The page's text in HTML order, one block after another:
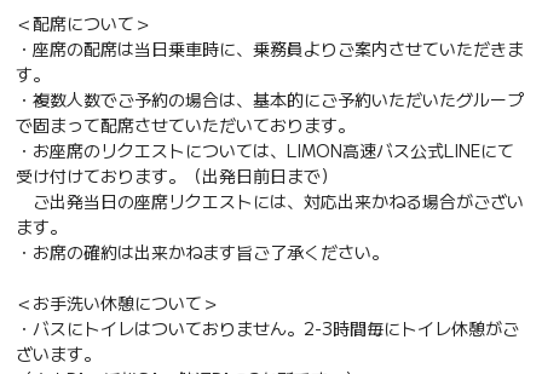
＜配席について＞
・座席の配席は当日乗車時に、乗務員よりご案内させていただきま
す。
・複数人数でご予約の場合は、基本的にご予約いただいたグループ
で固まって配席させていただいております。
・お座席のリクエストについては、LIMON高速バス公式LINEにて
受け付けております。（出発日前日まで）
ご出発当日の座席リクエストには、対応出来かねる場合がござい
ます。
・お席の確約は出来かねます旨ご了承ください。
＜お手洗い休憩について＞
・バスにトイレはついておりません。2-3時間毎にトイレ休憩がご
ざいます。